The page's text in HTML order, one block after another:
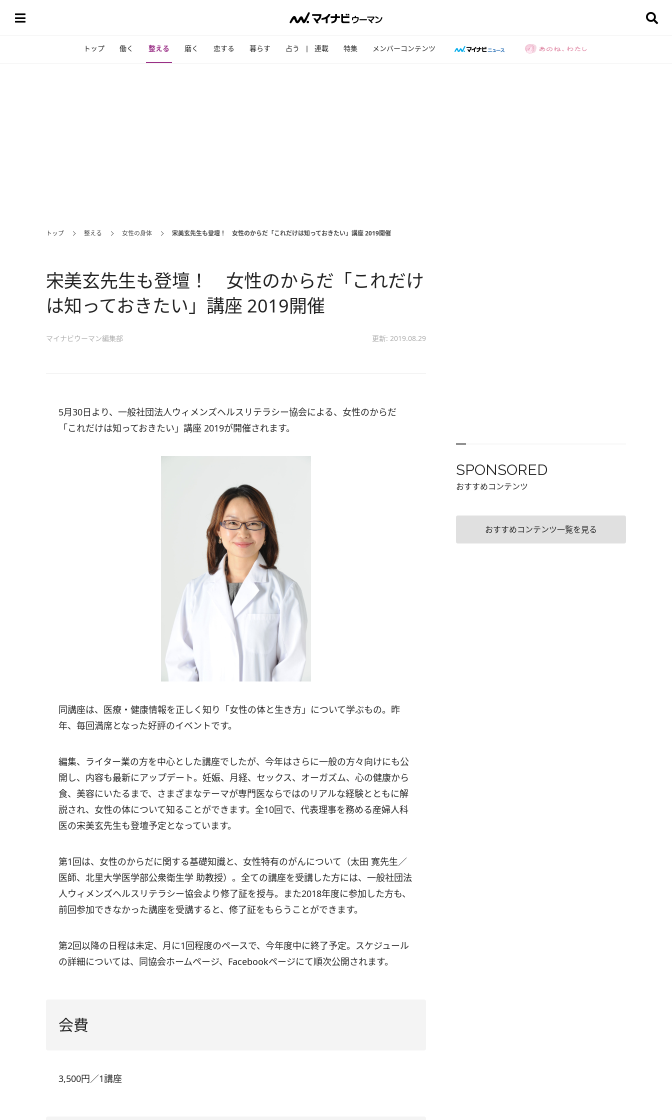
トップ 働く 整える 磨く 恋する 暮らす 占う 連載 特集 メンバーコンテンツ
トップ 整える 女性の身体 宋美玄先生も登壇！ 女性のからだ「これだけは知っておきたい」講座 2019開催
宋美玄先生も登壇！ 女性のからだ「これだけ
は知っておきたい」講座 2019開催
マイナビウーマン編集部 更新: 2019.08.29
5月30日より、一般社団法人ウィメンズヘルスリテラシー協会による、女性のからだ
「これだけは知っておきたい」講座 2019が開催されます。
同講座は、医療・健康情報を正しく知り「女性の体と生き方」について学ぶもの。昨
年、毎回満席となった好評のイベントです。
編集、ライター業の方を中心とした講座でしたが、今年はさらに一般の方々向けにも公
開し、内容も最新にアップデート。妊娠、月経、セックス、オーガズム、心の健康から
食、美容にいたるまで、さまざまなテーマが専門医ならではのリアルな経験とともに解
説され、女性の体について知ることができます。全10回で、代表理事を務める産婦人科
医の宋美玄先生も登壇予定となっています。
第1回は、女性のからだに関する基礎知識と、女性特有のがんについて（太田 寛先生／
医師、北里大学医学部公衆衛生学 助教授）。全ての講座を受講した方には、一般社団法
人ウィメンズヘルスリテラシー協会より修了証を授与。また2018年度に参加した方も、
前回参加できなかった講座を受講すると、修了証をもらうことができます。
第2回以降の日程は未定、月に1回程度のペースで、今年度中に終了予定。スケジュール
の詳細については、同協会ホームページ、 Facebookページにて順次公開されます。
会費
3,500円／1講座
SPONSORED
おすすめコンテンツ
おすすめコンテンツ一覧を見る